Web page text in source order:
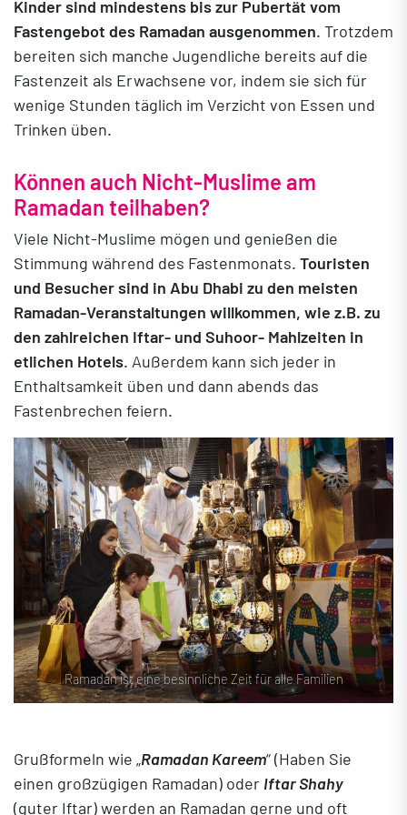
Kinder sind mindestens bis zur Pubertät vom
Fastengebot des Ramadan ausgenommen. Trotzdem
bereiten sich manche Jugendliche bereits auf die
Fastenzeit als Erwachsene vor, indem sie sich für
wenige Stunden täglich im Verzicht von Essen und
Trinken üben.
Können auch Nicht-Muslime am
Ramadan teilhaben?
Viele Nicht-Muslime mögen und genießen die
Stimmung während des Fastenmonats. Touristen
und Besuchersind in Abu Dhabi zu den meisten
Ramadan-Veranstaltungen willkommen, wie z.B. zu
den zahlreichen Iftar- und Suhoor- Mahlzeiten in
etlichen Hotels. Außerdem kann sich jeder in
Enthaltsamkeit üben und dann abends das
Fastenbrechen feiern.
Ramadan ist eine besinnliche Zeit für alle Familien
Grußformeln wie „Ramadan Kareem“ (Haben Sie
einen großzügigen Ramadan) oder Iftar Shahy
(guter Iftar) werden an Ramadan gerne und oft